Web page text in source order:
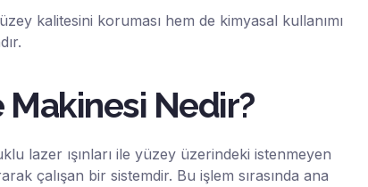
kalitesini koruması hem de kimyasal kullanımı
Makinesi Nedir?
lazer ışınları ile yüzey üzerindeki istenmeyen
çalışan bir sistemdir. Bu işlem sırasında ana